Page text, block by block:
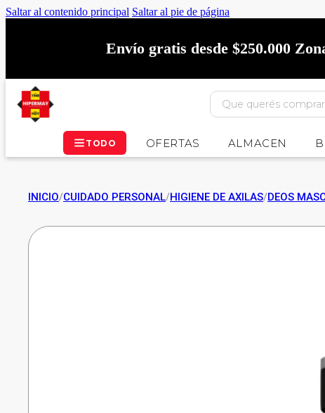
Saltar al contenido principal Saltar al pie de página
Envío gratis desde $250.000
TODO OFERTAS ALMACEN
INICIO/CUIDADO PERSONAL/HIGIENE DE AXILAS/DEOS